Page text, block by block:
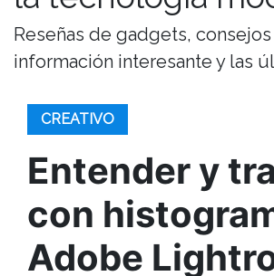
Reseñas de gadgets,
información interesante y las
CREATIVO
Entender y
con
Adobe